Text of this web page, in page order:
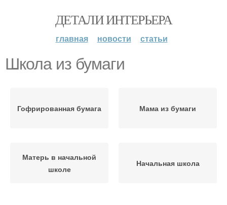
ДЕТАЛИ ИНТЕРЬЕРА
главная новости статьи
Школа из бумаги
Гофрированная бумага Мама из бумаги
Матерь в начальной
школе
Начальная школа